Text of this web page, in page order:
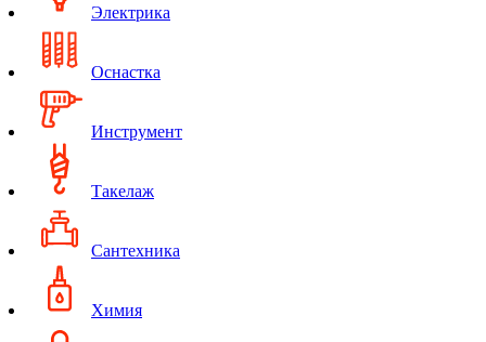
Электрика
Оснастка
Инструмент
Такелаж
Сантехника
Химия